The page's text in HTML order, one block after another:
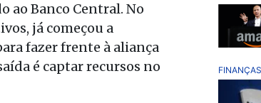
ao Banco Central. No
já começou a
fazer frente à aliança
é captar recursos no